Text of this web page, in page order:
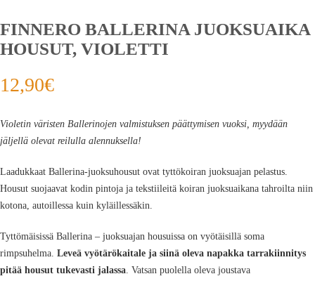
FINNERO BALLERINA JUOKSUAIKA
HOUSUT, VIOLETTI
12,90€
Violetin väristen Ballerinojen valmistuksen päättymisen vuoksi, myydään
jäljellä olevat reilulla alennuksella!
Laadukkaat Ballerina-juoksuhousut ovat tyttökoiran juoksuajan pelastus.
Housut suojaavat kodin pintoja ja tekstiileitä koiran juoksuaikana tahroilta niin
kotona, autoillessa kuin kyläillessäkin.
Tyttömäisissä Ballerina – juoksuajan housuissa on vyötäisillä soma
rimpsuhelma. Leveä vyötärökaitale ja siinä oleva napakka tarrakiinnitys
pitää housut tukevasti jalassa. Vatsan puolella oleva joustava